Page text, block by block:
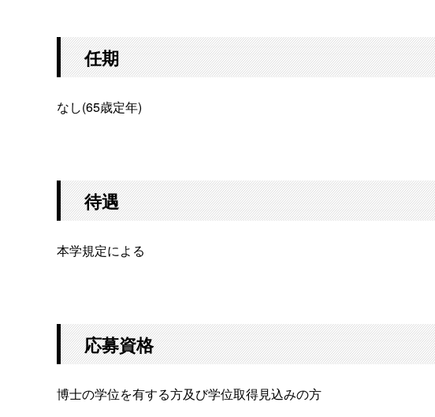
任期
なし(65歳定年)
待遇
本学規定による
応募資格
博士の学位を有する方及び学位取得見込みの方